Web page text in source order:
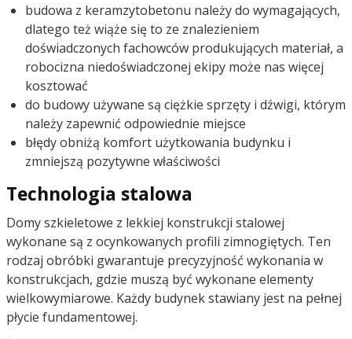
budowa z keramzytobetonu należy do wymagających,
dlatego też wiąże się to ze znalezieniem
doświadczonych fachowców produkujących materiał, a
robocizna niedoświadczonej ekipy może nas więcej
kosztować
do budowy używane są ciężkie sprzęty i dźwigi, którym
należy zapewnić odpowiednie miejsce
błędy obniżą komfort użytkowania budynku i
zmniejszą pozytywne właściwości
Technologia stalowa
Domy szkieletowe z lekkiej konstrukcji stalowej
wykonane są z ocynkowanych profili zimnogiętych. Ten
rodzaj obróbki gwarantuje precyzyjność wykonania w
konstrukcjach, gdzie muszą być wykonane elementy
wielkowymiarowe. Każdy budynek stawiany jest na pełnej
płycie fundamentowej.